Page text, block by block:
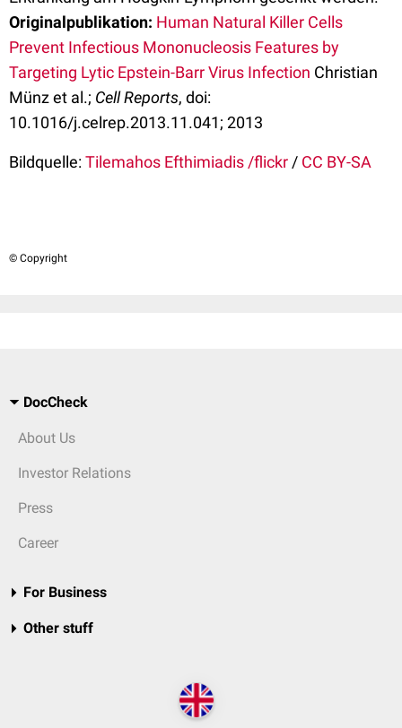
Originalpublikation: Human Natural Killer Cells
Prevent Infectious Mononucleosis Features by
Targeting Lytic Epstein-Barr Virus Infection Christian
Münz et al.; Cell Reports, doi:
10.1016/j.celrep.2013.11.041; 2013
Bildquelle:Tilemahos Efthimiadis /flickr / CC BY-SA
© Copyright
DocCheck
About Us
Investor Relations
Press
Career
For Business
Other stuff